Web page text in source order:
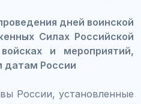
дней воинской
Силах Российской
и мероприятий,
датам России
России, установленные